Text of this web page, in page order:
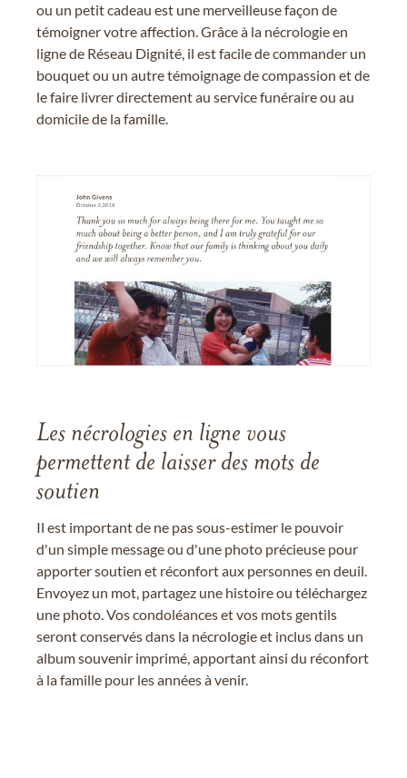
ou un petit cadeau est une merveilleuse façon de
témoigner votre affection. Grâce à la nécrologie en
ligne de Réseau Dignité, il est facile de commander un
bouquet ou un autre témoignage de compassion et de
le faire livrer directement au service funéraire ou au
domicile de la famille.
Les nécrologies en ligne vous
permettent de laisser des mots de
soutien
Il est important de ne pas sous-estimer le pouvoir
d'un simple message ou d'une photo précieuse pour
apporter soutien et réconfort aux personnes en deuil.
Envoyez un mot, partagez une histoire ou téléchargez
une photo. Vos condoléances et vos mots gentils
seront conservés dans la nécrologie et inclus dans un
album souvenir imprimé, apportant ainsi du réconfort
à la famille pour les années à venir.